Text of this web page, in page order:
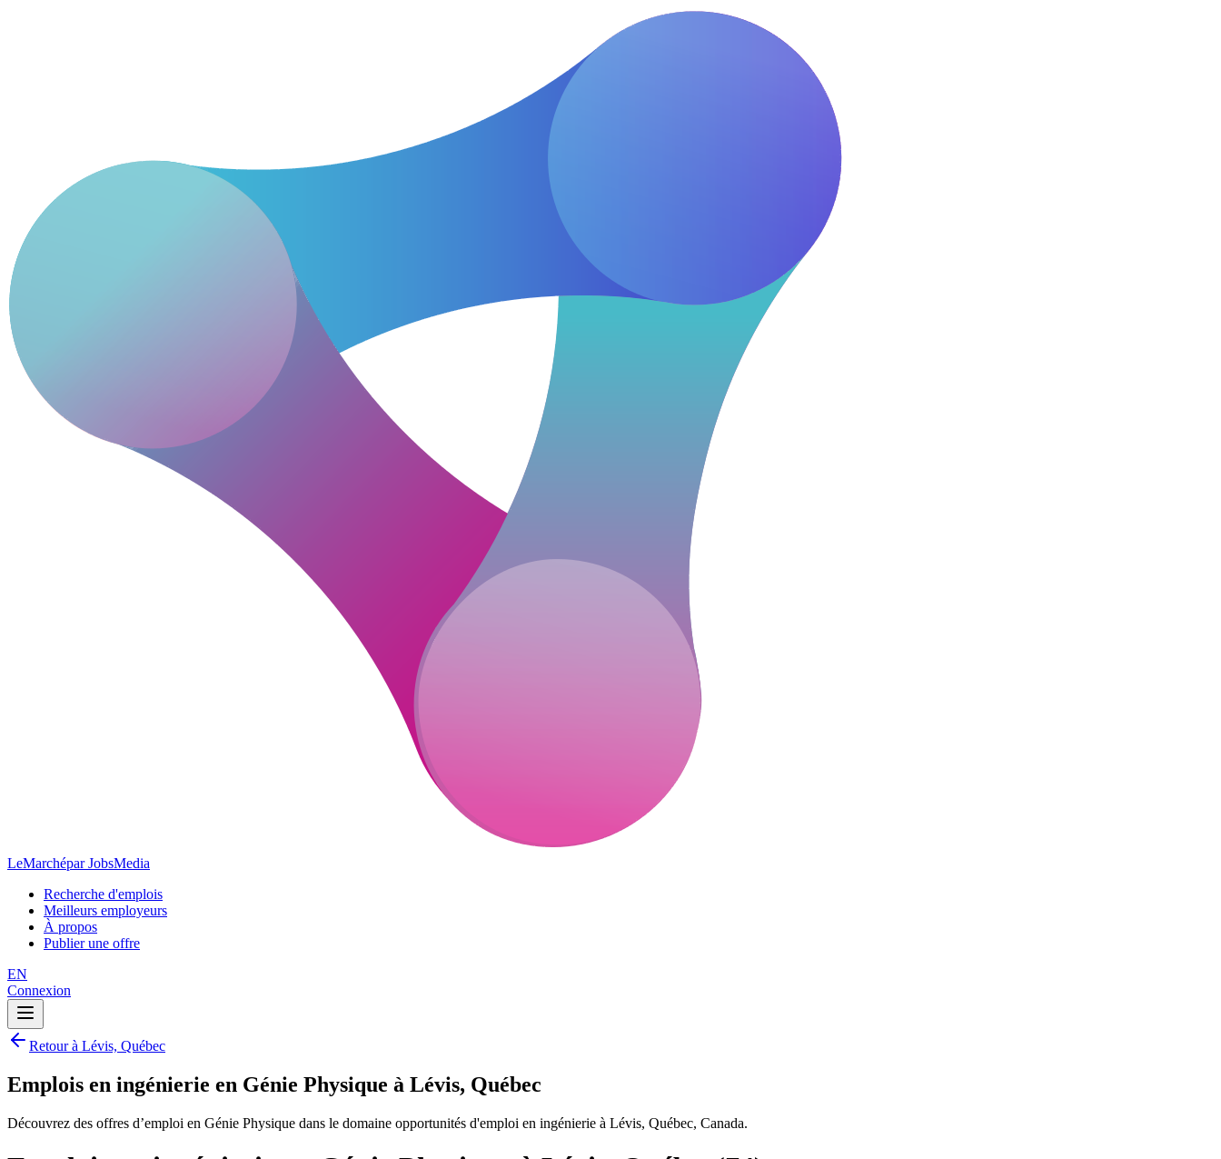
LeMarchépar JobsMedia
Recherche d'emplois
Meilleurs employeurs
À propos
Publier une offre
EN
Connexion
Retour à Lévis, Québec
Emplois en ingénierie en Génie Physique à Lévis, Québec
Découvrez des offres d’emploi en Génie Physique dans le domaine opportunités d'emploi en ingénierie à Lévis, Québec, Canada.